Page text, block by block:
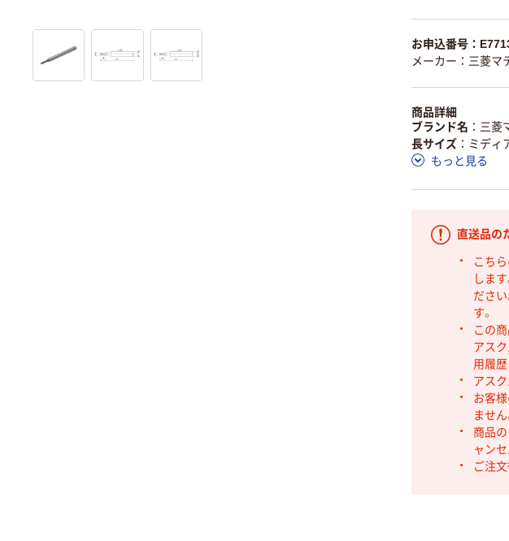
お申込番号：
メーカー：三菱マ
商品詳細
ブランド名
三菱
長サイズ
ミディ
もっと見る
直送品の
こち
しま
ださ
す。
この
アス
用履
アス
お客
ません
商品
ャン
ご注